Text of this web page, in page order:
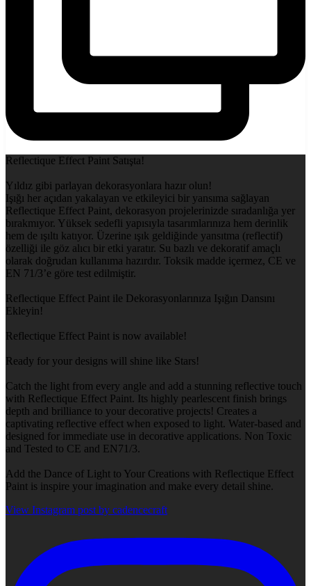
Reflectique Effect Paint Satışta!
Yıldız gibi parlayan dekorasyonlara hazır olun!
Işığı her açıdan yakalayan ve etkileyici bir yansıma sağlayan
Reflectique Effect Paint, dekorasyon projelerinizde sıradanlığa yer
bırakmıyor. Yüksek sedefli yapısıyla tasarımlarınıza hem derinlik
hem de ışıltı katıyor. Üzerine ışık geldiğinde yansıtma (reflectif)
özelliği ile göz alıcı bir etki yaratır. Su bazlı ve dekoratif amaçlı
olarak doğrudan kullanıma hazırdır. Toksik madde içermez, CE ve
EN 71/3’e göre test edilmiştir.
Reflectique Effect Paint ile Dekorasyonlarınıza Işığın Dansını
Ekleyin!
Reflectique Effect Paint is now available!
Ready for your designs will shine like Stars!
Catch the light from every angle and add a stunning reflective touch
with Reflectique Effect Paint. Its highly pearlescent finish brings
depth and brilliance to your decorative projects! Creates a
captivating reflective effect when exposed to light. Water-based and
designed for immediate use in decorative applications. Non Toxic
and Tested to CE and EN71/3.
Add the Dance of Light to Your Creations with Reflectique Effect
Paint is inspire your imagination and make every detail shine.
View Instagram post by cadencecraft